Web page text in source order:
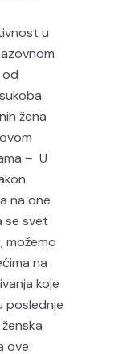
u
od
žena
– U
na one
se svet
možemo
na
koje
poslednje
ove